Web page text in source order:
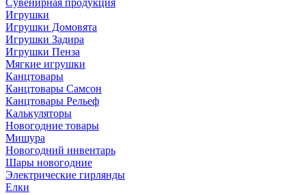
Сувенирная продукция
Игрушки
Игрушки Домовята
Игрушки Задира
Игрушки Пенза
Мягкие игрушки
Канцтовары
Канцтовары Самсон
Канцтовары Рельеф
Калькуляторы
Новогодние товары
Мишура
Новогодний инвентарь
Шары новогодние
Электрические гирлянды
Елки